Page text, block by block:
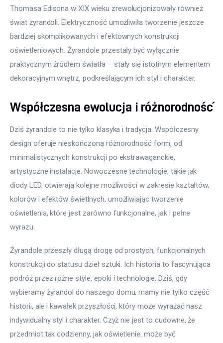
Thomasa Edisona w XIX wieku zrewolucjonizowały również
świat żyrandoli. Elektryczność umożliwiła tworzenie jeszcze
bardziej skomplikowanych i efektownych konstrukcji
oświetleniowych. Żyrandole przestały być wyłącznie
praktycznym źródłem światła – stały się istotnym elementem
dekoracyjnym wnętrz, podkreślającym ich styl i charakter.
Współczesna ewolucja i różnorodność
Dziś żyrandole to nie tylko klasyka i tradycja. Współczesny
design oferuje nieskończoną różnorodność form, od
minimalistycznych konstrukcji po ekstrawaganckie,
artystyczne instalacje. Nowoczesne technologie, takie jak
diody LED, otwierają kolejne możliwości w zakresie kształtów,
kolorów i efektów świetlnych, umożliwiając tworzenie
oświetlenia, które jest zarówno funkcjonalne, jak i pełne
wyrazu.
Żyrandole przeszły długą drogę od prostych, funkcjonalnych
konstrukcji do statusu dzieł sztuki. Ich historia to fascynująca
podróż przez różne style, epoki i technologie. Dziś, gdy
wybieramy żyrandol do naszego domu, mamy nie tylko część
historii, ale i kawałek przyszłości, który może wyrażać nasz
indywidualny styl i charakter. Czyż nie jest to cudowne, że
przedmiot tak codzienny, jak oświetlenie, może być